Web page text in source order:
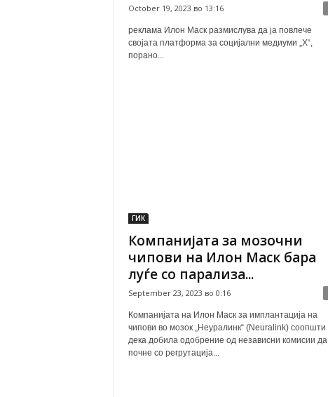
October 19, 2023 во 13:16
реклама Илон Маск размислува да ја повлече
својата платформа за социјални медиуми „Х“,
порано...
ГИК
Компанијата за мозочни
чипови на Илон Маск бара
луѓе со парализа...
September 23, 2023 во 0:16
Компанијата на Илон Маск за имплантација на
чипови во мозок „Неуралинк“ (Neuralink) соопшти
дека добила одобрение од независни комисии да
почне со регрутација...